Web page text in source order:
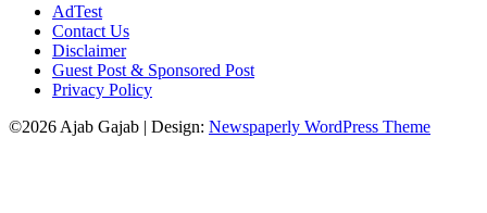
AdTest
Contact Us
Disclaimer
Guest Post & Sponsored Post
Privacy Policy
©2026 Ajab Gajab | Design: Newspaperly WordPress Theme